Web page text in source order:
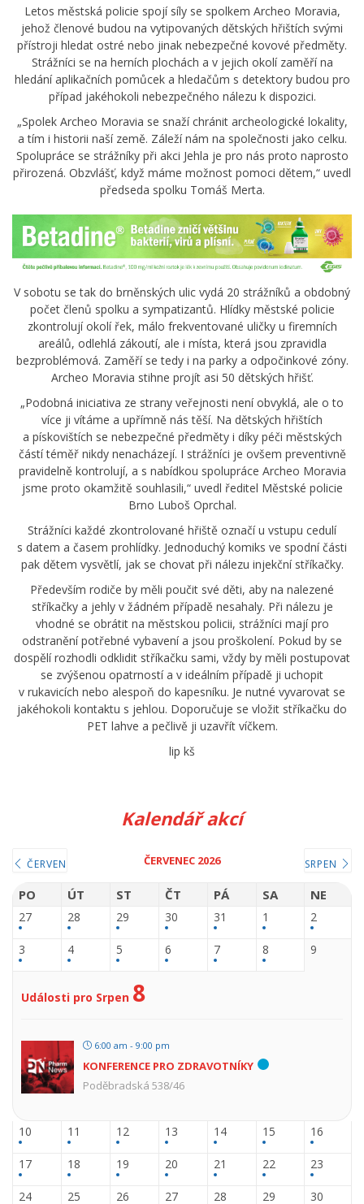
Letos městská policie spojí síly se spolkem Archeo Moravia,
jehož členové budou na vytipovaných dětských hřištích svými
přístroji hledat ostré nebo jinak nebezpečné kovové předměty.
Strážníci se na herních plochách a v jejich okolí zaměří na
hledání aplikačních pomůcek a hledačům s detektory budou pro
případ jakéhokoli nebezpečného nálezu k dispozici.
„Spolek Archeo Moravia se snaží chránit archeologické lokality,
a tím i historii naší země. Záleží nám na společnosti jako celku.
Spolupráce se strážníky při akci Jehla je pro nás proto naprosto
přirozená. Obzvlášť, když máme možnost pomoci dětem,“ uvedl
předseda spolku Tomáš Merta.
V sobotu se tak do brněnských ulic vydá 20 strážníků a obdobný
počet členů spolku a sympatizantů. Hlídky městské policie
zkontrolují okolí řek, málo frekventované uličky u firemních
areálů, odlehlá zákoutí, ale i místa, která jsou zpravidla
bezproblémová. Zaměří se tedy i na parky a odpočinkové zóny.
Archeo Moravia stihne projít asi 50 dětských hřišť.
„Podobná iniciativa ze strany veřejnosti není obvyklá, ale o to
více ji vítáme a upřímně nás těší. Na dětských hřištích
a pískovištích se nebezpečné předměty i díky péči městských
částí téměř nikdy nenacházejí. I strážníci je ovšem preventivně
pravidelně kontrolují, a s nabídkou spolupráce Archeo Moravia
jsme proto okamžitě souhlasili,“ uvedl ředitel Městské policie
Brno Luboš Oprchal.
Strážníci každé zkontrolované hřiště označí u vstupu cedulí
s datem a časem prohlídky. Jednoduchý komiks ve spodní části
pak dětem vysvětlí, jak se chovat při nálezu injekční stříkačky.
Především rodiče by měli poučit své děti, aby na nalezené
stříkačky a jehly v žádném případě nesahaly. Při nálezu je
vhodné se obrátit na městskou policii, strážníci mají pro
odstranění potřebné vybavení a jsou proškolení. Pokud by se
dospělí rozhodli odklidit stříkačku sami, vždy by měli postupovat
se zvýšenou opatrností a v ideálním případě ji uchopit
v rukavicích nebo alespoň do kapesníku. Je nutné vyvarovat se
jakéhokoli kontaktu s jehlou. Doporučuje se vložit stříkačku do
PET lahve a pečlivě ji uzavřít víčkem.
lip kš
Kalendář akcí
ČERVEN ČERVENEC 2026 SRPEN
PO ÚT ST ČT PÁ SA NE
27 28 29 30 31 1 2
3 4 5 6 7 8 9
Události pro Srpen 8
6:00 am - 9:00 pm
KONFERENCE PRO ZDRAVOTNÍKY
Poděbradská 538/46
10 11 12 13 14 15 16
17 18 19 20 21 22 23
24 25 26 27 28 29 30